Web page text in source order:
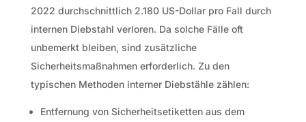
2022 durchschnittlich 2.180 US-Dollar pro Fall durch
internen Diebstahl verloren. Da solche Fälle oft
unbemerkt bleiben, sind zusätzliche
Sicherheitsmaßnahmen erforderlich. Zu den
typischen Methoden interner Diebstähle zählen:
Entfernung von Sicherheitsetiketten aus dem